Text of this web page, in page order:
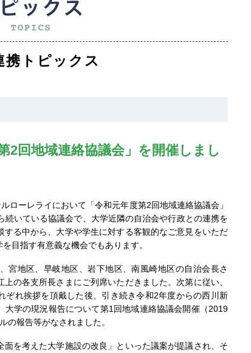
携トピックス
2回地域連絡協議会」を開催しまし
ーレライにおいて「令和元年度第2回地域連絡協議会」
いている協議会で、大学近隣の自治会や行政との連携を
る中から、大学や学生に対する客観的なご意見をいただ
目指す有意義な機会でもあります。
地区、早岐地区、岩下地区、南風崎地区の自治会長さ
の各支所長さまにご列席いただきました。次第に従い、
ぞれ挨拶を頂戴した後、引き続き令和2年度からの西川新
学の現況報告について第1回地域連絡協議会開催（2019
の報告等がなされました。
を考えた大学施設の改良」といった議案が提議され、そ